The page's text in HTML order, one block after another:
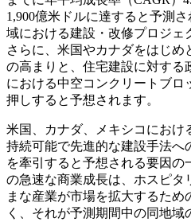
1,900億米ドルに達すると予測
域における建設・改修プロジェ
さらに、米国やカナダをはじ
の高まりと、住宅建設に対する
における中空コンクリートブロ
押しすると予想されます。
米国、カナダ、メキシコにおけ
持続可能で先進的な建設手法へ
を牽引すると予想される要因
の急速な商業成長は、ホスピタ
まな産業が市場を拡大するた
く、それが予測期間中の同地